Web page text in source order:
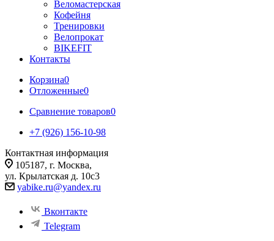
Веломастерская
Кофейня
Тренировки
Велопрокат
BIKEFIT
Контакты
Корзина0
Отложенные0
Сравнение товаров0
+7 (926) 156-10-98
Контактная информация
105187, г. Москва,
ул. Крылатская д. 10с3
yabike.ru@yandex.ru
Вконтакте
Telegram